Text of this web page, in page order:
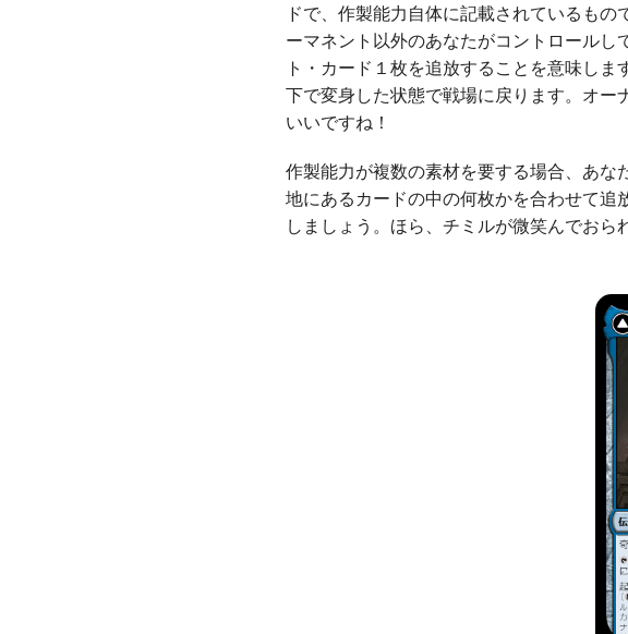
ドで、作製能力自体に記載されているも
ーマネント以外のあなたがコントロール
ト・カード１枚を追放することを意味し
下で変身した状態で戦場に戻ります。オ
いいですね！
作製能力が複数の素材を要する場合、あ
地にあるカードの中の何枚かを合わせて追
しましょう。ほら、チミルが微笑んでおら